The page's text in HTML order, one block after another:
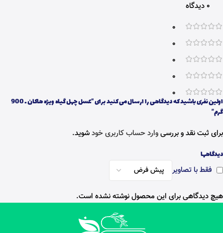
0 دیدگاه
0
0
0
0
0
دیدگاهها
فقط با تصاویر
هیچ دیدگاهی برای این محصول نوشته نشده است.
اولین نفری باشید که دیدگاهی را ارسال می کنید برای “عسل چهل گیاه ویژه هاکان ـ 900
گرم”
برای ثبت نقد و بررسیوارد حساب کاربری خودشوید.